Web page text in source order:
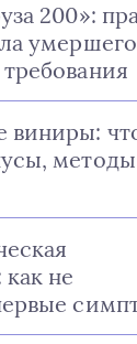
200»:
виниры:
методы
не